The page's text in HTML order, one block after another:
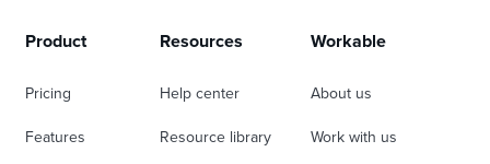
Product
Pricing
Features
Resources
Help center
Resource library
Workable
About us
Work with us